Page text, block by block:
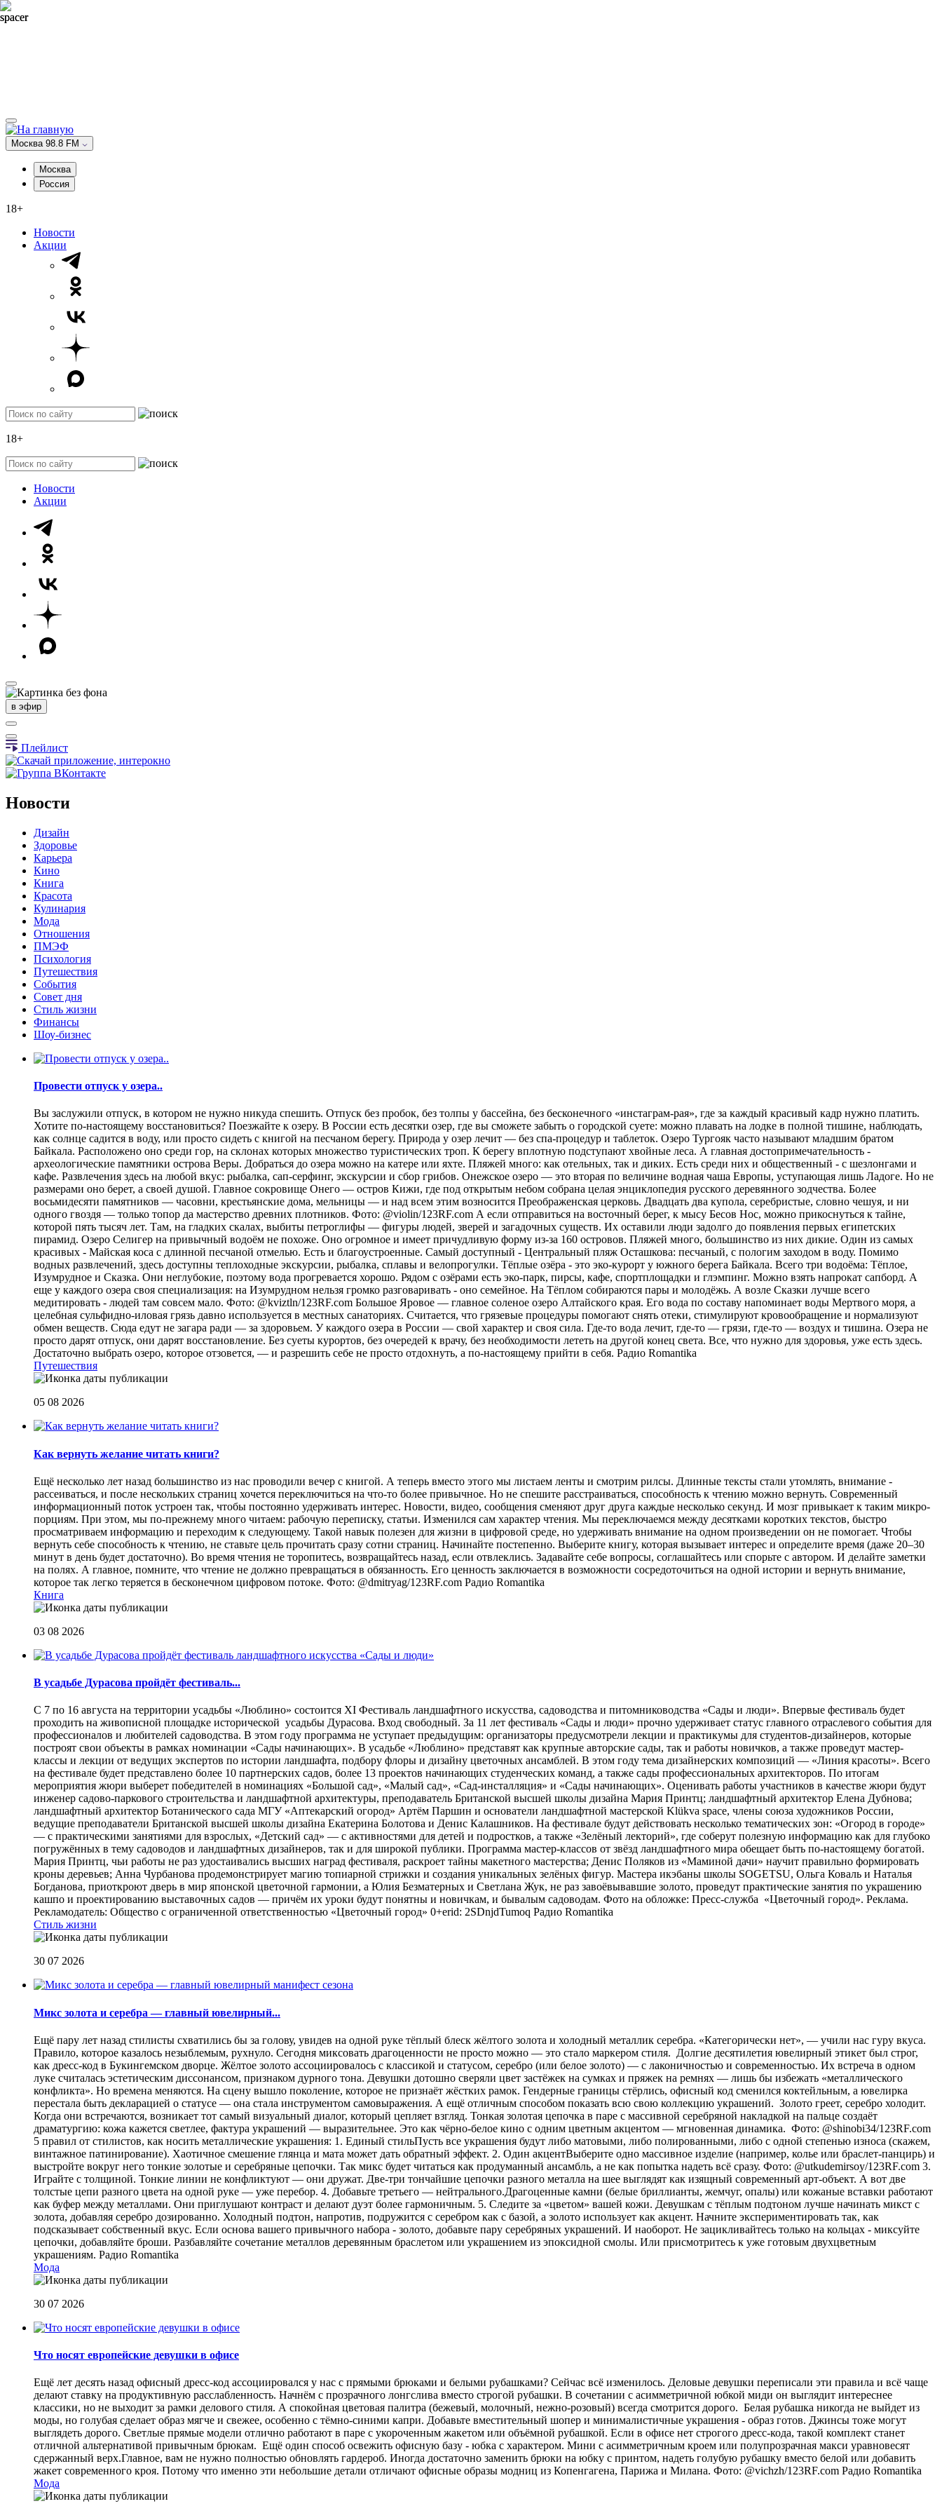
Москва 98.8 FM
Москва
Россия
18+
Новости
Акции
18+
Новости
Акции
в эфир
Плейлист
Новости
Дизайн
Здоровье
Карьера
Кино
Книга
Красота
Кулинария
Мода
Отношения
ПМЭФ
Психология
Путешествия
События
Совет дня
Стиль жизни
Финансы
Шоу-бизнес
Провести отпуск у озера..
Вы заслужили отпуск, в котором не нужно никуда спешить. Отпуск без пробок, без толпы у бассейна, без бесконечного «инстаграм-рая», где за каждый красивый кадр нужно платить.
Хотите по-настоящему восстановиться? Поезжайте к озеру. В России есть десятки озер, где вы сможете забыть о городской суете: можно плавать на лодке в полной тишине, наблюдать,
как солнце садится в воду, или просто сидеть с книгой на песчаном берегу. Природа у озер лечит — без спа-процедур и таблеток. Озеро Тургояк часто называют младшим братом
Байкала. Расположено оно среди гор, на склонах которых множество туристических троп. К берегу вплотную подступают хвойные леса. А главная достопримечательность -
археологические памятники острова Веры. Добраться до озера можно на катере или яхте. Пляжей много: как отельных, так и диких. Есть среди них и общественный - с шезлонгами и
кафе. Развлечения здесь на любой вкус: рыбалка, сап-серфинг, экскурсии и сбор грибов. Онежское озеро — это вторая по величине водная чаша Европы, уступающая лишь Ладоге. Но не
размерами оно берет, а своей душой. Главное сокровище Онего — остров Кижи, где под открытым небом собрана целая энциклопедия русского деревянного зодчества. Более
восьмидесяти памятников — часовни, крестьянские дома, мельницы — и над всем этим возносится Преображенская церковь. Двадцать два купола, серебристые, словно чешуя, и ни
одного гвоздя — только топор да мастерство древних плотников. Фото: @violin/123RF.com А если отправиться на восточный берег, к мысу Бесов Нос, можно прикоснуться к тайне,
которой пять тысяч лет. Там, на гладких скалах, выбиты петроглифы — фигуры людей, зверей и загадочных существ. Их оставили люди задолго до появления первых египетских
пирамид. Озеро Селигер на привычный водоём не похоже. Оно огромное и имеет причудливую форму из-за 160 островов. Пляжей много, большинство из них дикие. Один из самых
красивых - Майская коса с длинной песчаной отмелью. Есть и благоустроенные. Самый доступный - Центральный пляж Осташкова: песчаный, с пологим заходом в воду. Помимо
водных развлечений, здесь доступны теплоходные экскурсии, рыбалка, сплавы и велопрогулки. Тёплые озёра - это эко-курорт у южного берега Байкала. Всего три водоёма: Тёплое,
Изумрудное и Сказка. Они неглубокие, поэтому вода прогревается хорошо. Рядом с озёрами есть эко-парк, пирсы, кафе, спортплощадки и глэмпинг. Можно взять напрокат сапборд. А
еще у каждого озера своя специализация: на Изумрудном нельзя громко разговаривать - оно семейное. На Тёплом собираются пары и молодёжь. А возле Сказки лучше всего
медитировать - людей там совсем мало. Фото: @kviztln/123RF.com Большое Яровое — главное соленое озеро Алтайского края. Его вода по составу напоминает воды Мертвого моря, а
целебная сульфидно-иловая грязь давно используется в местных санаториях. Считается, что грязевые процедуры помогают снять отеки, стимулируют кровообращение и нормализуют
обмен веществ. Сюда едут не загара ради — за здоровьем. У каждого озера в России — свой характер и своя сила. Где-то вода лечит, где-то — грязи, где-то — воздух и тишина. Озера не
просто дарят отпуск, они дарят восстановление. Без суеты курортов, без очередей к врачу, без необходимости лететь на другой конец света. Все, что нужно для здоровья, уже есть здесь.
Достаточно выбрать озеро, которое отзовется, — и разрешить себе не просто отдохнуть, а по-настоящему прийти в себя. Радио Romantika
Путешествия
05 08 2026
Как вернуть желание читать книги?
Eщё несколько лет назад большинство из нас проводили вечер с книгой. А теперь вместо этого мы листаем ленты и смотрим рилсы. Длинные тексты стали утомлять, внимание -
рассеиваться, и после нескольких страниц хочется переключиться на что-то более привычное. Но не спешите расстраиваться, способность к чтению можно вернуть. Современный
информационный поток устроен так, чтобы постоянно удерживать интерес. Новости, видео, сообщения сменяют друг друга каждые несколько секунд. И мозг привыкает к таким микро-
порциям. При этом, мы по-прежнему много читаем: рабочую переписку, статьи. Изменился сам характер чтения. Мы переключаемся между десятками коротких текстов, быстро
просматриваем информацию и переходим к следующему. Такой навык полезен для жизни в цифровой среде, но удерживать внимание на одном произведении он не помогает. Чтобы
вернуть себе способность к чтению, не ставьте цель прочитать сразу сотни страниц. Начинайте постепенно. Выберите книгу, которая вызывает интерес и определите время (даже 20–30
минут в день будет достаточно). Во время чтения не торопитесь, возвращайтесь назад, если отвлеклись. Задавайте себе вопросы, соглашайтесь или спорьте с автором. И делайте заметки
на полях. А главное, помните, что чтение не должно превращаться в обязанность. Его ценность заключается в возможности сосредоточиться на одной истории и вернуть внимание,
которое так легко теряется в бесконечном цифровом потоке. Фото: @dmitryag/123RF.com Радио Romantika
Книга
03 08 2026
В усадьбе Дурасова пройдёт фестиваль...
С 7 по 16 августа на территории усадьбы «Люблино» состоится XI Фестиваль ландшафтного искусства, садоводства и питомниководства «Сады и люди». Впервые фестиваль будет
проходить на живописной площадке исторической усадьбы Дурасова. Вход свободный. За 11 лет фестиваль «Сады и люди» прочно удерживает статус главного отраслевого события для
профессионалов и любителей садоводства. В этом году программа не уступает предыдущим: организаторы предусмотрели лекции и практикумы для студентов-дизайнеров, которые
построят свои объекты в рамках номинации «Сады начинающих». В усадьбе «Люблино» представят как крупные авторские сады, так и работы новичков, а также проведут мастер-
классы и лекции от ведущих экспертов по истории ландшафта, подбору флоры и дизайну цветочных ансамблей. В этом году тема дизайнерских композиций — «Линия красоты». Всего
на фестивале будет представлено более 10 партнерских садов, более 13 проектов начинающих студенческих команд, а также сады профессиональных архитекторов. По итогам
мероприятия жюри выберет победителей в номинациях «Большой сад», «Малый сад», «Сад-инсталляция» и «Сады начинающих». Оценивать работы участников в качестве жюри будут
инженер садово-паркового строительства и ландшафтной архитектуры, преподаватель Британской высшей школы дизайна Мария Принтц; ландшафтный архитектор Елена Дубнова;
ландшафтный архитектор Ботанического сада МГУ «Аптекарский огород» Артём Паршин и основатели ландшафтной мастерской Klükva space, члены союза художников России,
ведущие преподаватели Британской высшей школы дизайна Екатерина Болотова и Денис Калашников. На фестивале будут действовать несколько тематических зон: «Огород в городе»
— с практическими занятиями для взрослых, «Детский сад» — с активностями для детей и подростков, а также «Зелёный лекторий», где соберут полезную информацию как для глубоко
погружённых в тему садоводов и ландшафтных дизайнеров, так и для широкой публики. Программа мастер-классов от звёзд ландшафтного мира обещает быть по-настоящему богатой.
Мария Принтц, чьи работы не раз удостаивались высших наград фестиваля, раскроет тайны макетного мастерства; Денис Поляков из «Маминой дачи» научит правильно формировать
кроны деревьев; Анна Чурбанова продемонстрирует магию топиарной стрижки и создания уникальных зелёных фигур. Мастера икэбаны школы SOGETSU, Ольга Коваль и Наталья
Богданова, приоткроют дверь в мир японской цветочной гармонии, а Юлия Безматерных и Светлана Жук, не раз завоёвывавшие золото, проведут практические занятия по украшению
кашпо и проектированию выставочных садов — причём их уроки будут понятны и новичкам, и бывалым садоводам. Фото на обложке: Пресс-служба «Цветочный город». Реклама.
Рекламодатель: Общество с ограниченной ответственностью «Цветочный город» 0+erid: 2SDnjdTumoq Радио Romantika
Стиль жизни
30 07 2026
Микс золота и серебра — главный ювелирный...
Ещё пару лет назад стилисты схватились бы за голову, увидев на одной руке тёплый блеск жёлтого золота и холодный металлик серебра. «Категорически нет», — учили нас гуру вкуса.
Правило, которое казалось незыблемым, рухнуло. Сегодня миксовать драгоценности не просто можно — это стало маркером стиля. Долгие десятилетия ювелирный этикет был строг,
как дресс-код в Букингемском дворце. Жёлтое золото ассоциировалось с классикой и статусом, серебро (или белое золото) — с лаконичностью и современностью. Их встреча в одном
луке считалась эстетическим диссонансом, признаком дурного тона. Девушки дотошно сверяли цвет застёжек на сумках и пряжек на ремнях — лишь бы избежать «металлического
конфликта». Но времена меняются. На сцену вышло поколение, которое не признаёт жёстких рамок. Гендерные границы стёрлись, офисный код сменился коктейльным, а ювелирка
перестала быть декларацией о статусе — она стала инструментом самовыражения. А ещё отличным способом показать всю свою коллекцию украшений. Золото греет, серебро холодит.
Когда они встречаются, возникает тот самый визуальный диалог, который цепляет взгляд. Тонкая золотая цепочка в паре с массивной серебряной накладкой на пальце создаёт
драматургию: кожа кажется светлее, фактура украшений — выразительнее. Это как чёрно-белое кино с одним цветным акцентом — мгновенная динамика. Фото: @shinobi34/123RF.com
5 правил от стилистов, как носить металлические украшения: 1. Единый стильПусть все украшения будут либо матовыми, либо полированными, либо с одной степенью износа (скажем,
винтажное патинирование). Хаотичное смешение глянца и мата может дать обратный эффект. 2. Один акцентВыберите одно массивное изделие (например, колье или браслет-панцирь) и
выстройте вокруг него тонкие золотые и серебряные цепочки. Так микс будет читаться как продуманный ансамбль, а не как попытка надеть всё сразу. Фото: @utkudemirsoy/123RF.com 3.
Играйте с толщиной. Тонкие линии не конфликтуют — они дружат. Две-три тончайшие цепочки разного металла на шее выглядят как изящный современный арт-объект. А вот две
толстые цепи разного цвета на одной руке — уже перебор. 4. Добавьте третьего — нейтрального.Драгоценные камни (белые бриллианты, жемчуг, опалы) или кожаные вставки работают
как буфер между металлами. Они приглушают контраст и делают дуэт более гармоничным. 5. Следите за «цветом» вашей кожи. Девушкам с тёплым подтоном лучше начинать микст с
золота, добавляя серебро дозированно. Холодный подтон, напротив, подружится с серебром как с базой, а золото использует как акцент. Начните экспериментировать так, как
подсказывает собственный вкус. Если основа вашего привычного набора - золото, добавьте пару серебряных украшений. И наоборот. Не зацикливайтесь только на кольцах - миксуйте
цепочки, добавляйте броши. Разбавляйте сочетание металлов деревянным браслетом или украшением из эпоксидной смолы. Или присмотритесь к уже готовым двухцветным
украшениям. Радио Romantika
Мода
30 07 2026
Что носят европейские девушки в офисе
Ещё лет десять назад офисный дресс-код ассоциировался у нас с прямыми брюками и белыми рубашками? Сейчас всё изменилось. Деловые девушки переписали эти правила и всё чаще
делают ставку на продуктивную расслабленность. Начнём с прозрачного лонгслива вместо строгой рубашки. В сочетании с асимметричной юбкой миди он выглядит интереснее
классики, но не выходит за рамки делового стиля. А спокойная цветовая палитра (бежевый, молочный, нежно-розовый) всегда смотрится дорого. Белая рубашка никогда не выйдет из
моды, но голубая сделает образ мягче и свежее, особенно с тёмно-синими капри. Добавьте вместительный шопер и минималистичные украшения - образ готов. Джинсы тоже могут
выглядеть дорого. Светлые прямые модели отлично работают в паре с укороченным жакетом или объёмной рубашкой. Если в офисе нет строгого дресс-кода, такой комплект станет
отличной альтернативой привычным брюкам. Ещё один способ освежить офисную базу - юбка с характером. Мини с асимметричным кроем или полупрозрачная макси уравновесят
сдержанный верх.Главное, вам не нужно полностью обновлять гардероб. Иногда достаточно заменить брюки на юбку с принтом, надеть голубую рубашку вместо белой или добавить
жакет современного кроя. Потому что именно эти небольшие детали отличают офисные образы модниц из Копенгагена, Парижа и Милана. Фото: @vichzh/123RF.com Радио Romantika
Мода